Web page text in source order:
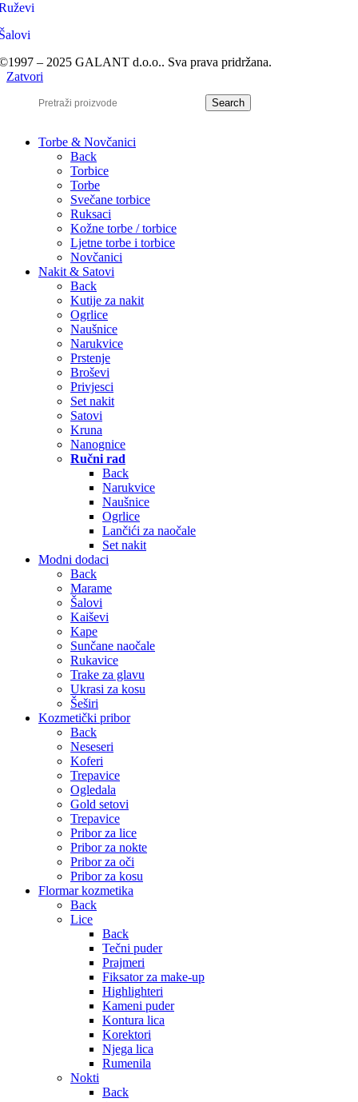
– 2025 GALANT d.o.o.. Sva prava pridržana.
Zatvori
Search
Torbe & Novčanici
Back
Torbice
Torbe
Svečane torbice
Ruksaci
Kožne torbe / torbice
Ljetne torbe i torbice
Novčanici
Nakit & Satovi
Back
Kutije za nakit
Ogrlice
Naušnice
Narukvice
Prstenje
Broševi
Privjesci
Set nakit
Satovi
Kruna
Nanognice
Ručni rad
Back
Narukvice
Naušnice
Ogrlice
Lančići za naočale
Set nakit
Modni dodaci
Back
Marame
Šalovi
Kaiševi
Kape
Sunčane naočale
Rukavice
Trake za glavu
Ukrasi za kosu
Šeširi
Kozmetički pribor
Back
Neseseri
Koferi
Trepavice
Ogledala
Gold setovi
Trepavice
Pribor za lice
Pribor za nokte
Pribor za oči
Pribor za kosu
Flormar kozmetika
Back
Lice
Back
Tečni puder
Prajmeri
Fiksator za make-up
Highlighteri
Kameni puder
Kontura lica
Korektori
Njega lica
Rumenila
Nokti
Back